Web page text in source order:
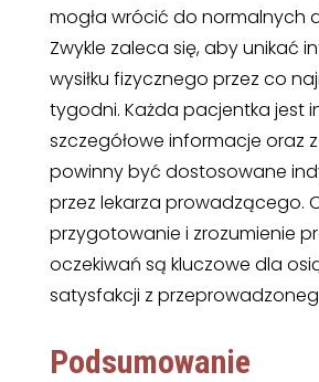
mogła wrócić do normalnych
Zwykle zaleca się, aby unikać
wysiłku fizycznego przez co
tygodni. Każda pacjentka jest
szczegółowe informacje oraz
powinny być dostosowane
przez lekarza prowadzącego.
przygotowanie i zrozumienie
oczekiwań są kluczowe dla
satysfakcji z
Podsumowanie